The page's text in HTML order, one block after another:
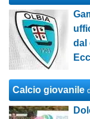
dal
Calcio giovanile